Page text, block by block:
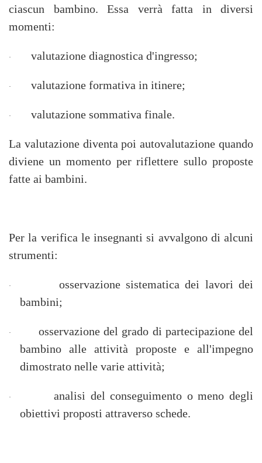
ciascun bambino. Essa verrà fatta in diversi
momenti:
· valutazione diagnostica d'ingresso;
· valutazione formativa in itinere;
· valutazione sommativa finale.
La valutazione diventa poi autovalutazione quando
diviene un momento per riflettere sullo proposte
fatte ai bambini.
Per la verifica le insegnanti si avvalgono di alcuni
strumenti:
·
osservazione sistematica dei lavori dei
bambini;
·
osservazione del grado di partecipazione del
bambino alle attività proposte e all'impegno
dimostrato nelle varie attività;
·
analisi del conseguimento o meno degli
obiettivi proposti attraverso schede.